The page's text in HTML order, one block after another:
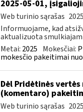
2025-05-01,
Web turinio sąrašas
Informuojame, kad
aktualizuota
Metai: 2025 Mokesčiai:
mokesčio pakeitimai nuo
Dėl Pridėtinės
(komentaro)
Web turinio sąrašas